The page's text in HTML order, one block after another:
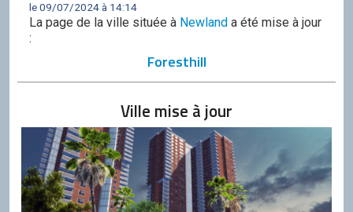
le 09/07/2024 à 14:14
La page de la ville située à Newland a été mise à jour
:
Foresthill
Ville mise à jour